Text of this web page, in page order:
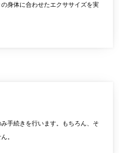
身体に合わせたエクササイズを実
手続きを行います。もちろん、そ
。